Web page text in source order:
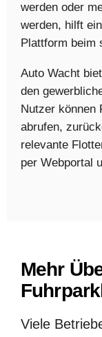
werden oder
werden, hilft
Plattform beim
Auto Wacht
den
Nutzer können
abrufen,
relevante
per Webportal
Mehr
Viele